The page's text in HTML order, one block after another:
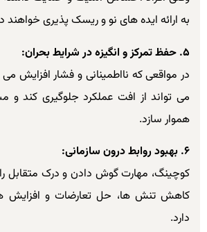
به ارائه ایده های نو و ریسک پذیری
۵. حفظ تمرکز و انگیزه در شرایط بحران:
در مواقعی که نااطمینانی و فشار افزایش
می تواند از افت عملکرد جلوگیری کند و
هموار سازد.
۶. بهبود روابط درون سازمانی:
کوچینگ، مهارت گوش دادن و درک متقابل
کاهش تنش ها، حل تعارضات و افزایش
دارد.